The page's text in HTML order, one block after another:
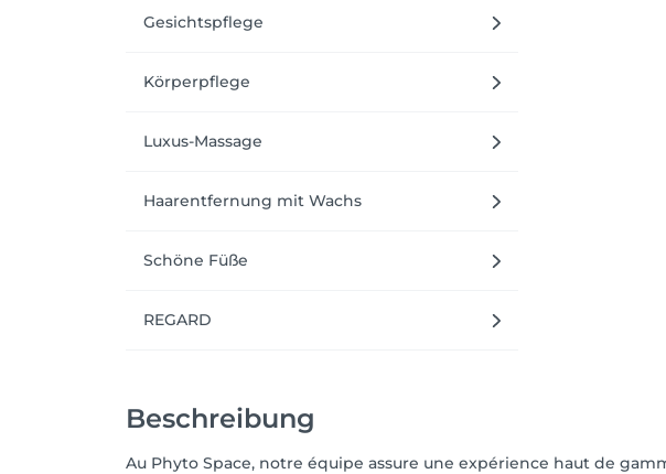
Gesichtspflege
Körperpflege
Luxus-Massage
Haarentfernung mit Wachs
Schöne Füße
REGARD
Beschreibung
Au Phyto Space, notre équipe assure une expérience haut de